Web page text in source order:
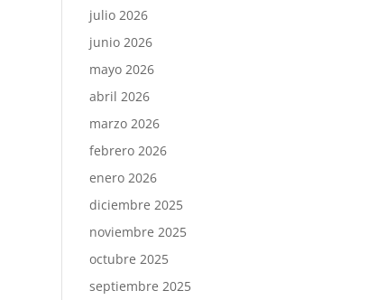
julio 2026
junio 2026
mayo 2026
abril 2026
marzo 2026
febrero 2026
enero 2026
diciembre 2025
noviembre 2025
octubre 2025
septiembre 2025